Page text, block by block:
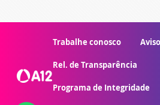
Trabalhe conosco
Rel. de Transparência
Programa de Integridade